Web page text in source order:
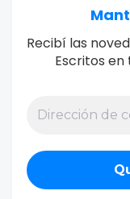
Recibí las
Escritos